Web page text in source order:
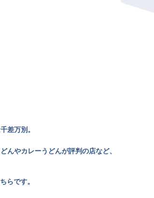
差万別。
んやカレーうどんが評判の店など、
らです。